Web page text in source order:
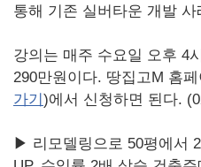
통해 기존 실버타운 개발
강의는 매주 수요일 오후 4
290만원이다. 땅집고M 홈
가기)에서 신청하면 된다.
▶ 리모델링으로 50평에서